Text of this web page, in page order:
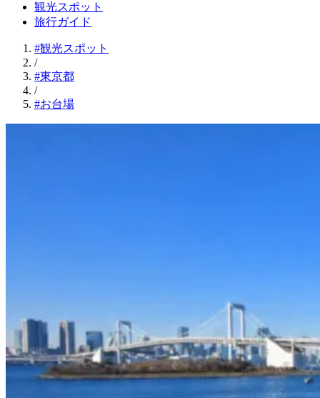
観光スポット
旅行ガイド
#観光スポット
/
#東京都
/
#お台場